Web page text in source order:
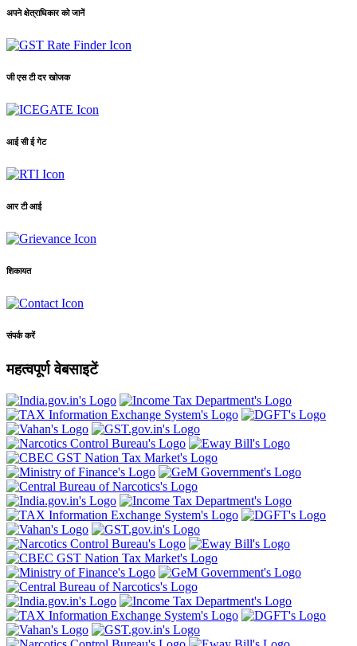
अपने क्षेत्राधिकार को जानें
जी एस टी दर खोजक
आई सी ई गेट
आर टी आई
शिकायत
संपर्क करें
महत्वपूर्ण वेबसाइटें